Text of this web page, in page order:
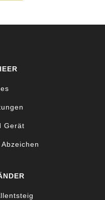
Gerät